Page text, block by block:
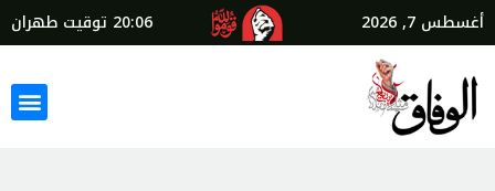
أغسطس 7, 2026 20:06 توقيت طهران